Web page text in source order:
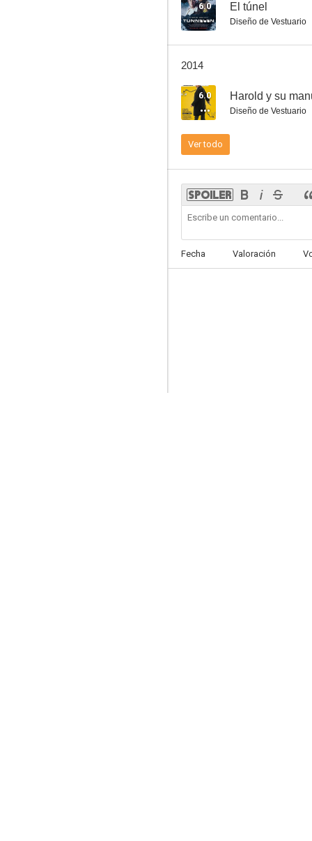
6.0 El túnel
Diseño de Vestuario
2014
6.0 Harold y su
Diseño de Vestuario
Ver todo
Fecha Valoración